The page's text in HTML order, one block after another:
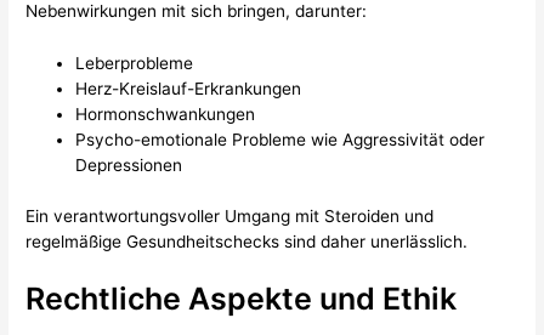
Nebenwirkungen mit sich bringen, darunter:
Leberprobleme
Herz-Kreislauf-Erkrankungen
Hormonschwankungen
Psycho-emotionale Probleme wie Aggressivität oder
Depressionen
Ein verantwortungsvoller Umgang mit Steroiden und
regelmäßige Gesundheitschecks sind daher unerlässlich.
Rechtliche Aspekte und Ethik